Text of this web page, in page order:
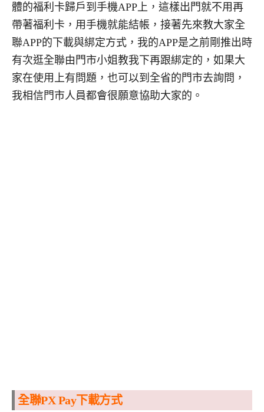
體的福利卡歸戶到手機APP上，這樣出門就不用再
帶著福利卡，用手機就能結帳，接著先來教大家全
聯APP的下載與綁定方式，我的APP是之前剛推出時
有次逛全聯由門市小姐教我下再跟綁定的，如果大
家在使用上有問題，也可以到全省的門市去詢問，
我相信門市人員都會很願意協助大家的。
全聯PX Pay下載方式